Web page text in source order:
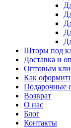
Шторы под
Доставка и
Оптовым
Как оформить
Подарочные
Возврат
О нас
Блог
Контакты